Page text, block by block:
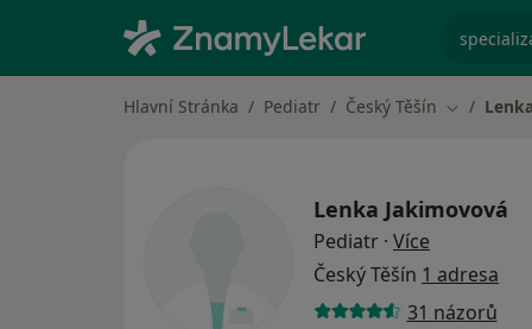
Hlavní Stránka Pediatr Český Těšín Změna
Lenka Jakimovová
Pediatr · Více
Český Těšín 1 adresa
31 názorů